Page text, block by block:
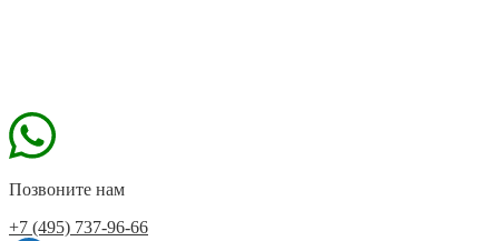
Позвоните нам
+7 (495) 737-96-66